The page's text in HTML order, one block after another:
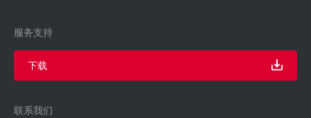
服务支持
下载
联系我们